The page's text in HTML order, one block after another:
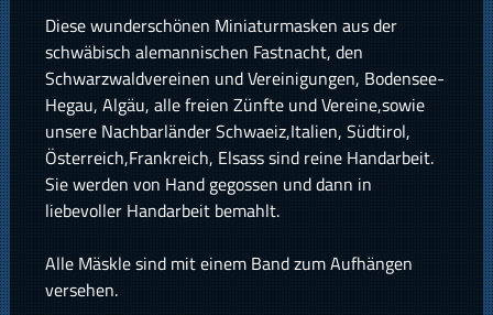
Diese wunderschönen Miniaturmasken aus der
schwäbisch alemannischen Fastnacht, den
Schwarzwaldvereinen und Vereinigungen, Bodensee-
Hegau, Algäu, alle freien Zünfte und Vereine,sowie
unsere Nachbarländer Schwaeiz,Italien, Südtirol,
Österreich,Frankreich, Elsass sind reine Handarbeit.
Sie werden von Hand gegossen und dann in
liebevoller Handarbeit bemahlt.
Alle Mäskle sind mit einem Band zum Aufhängen
versehen.